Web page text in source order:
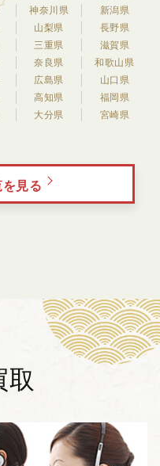
神奈川県
新潟県
山梨県
長野県
三重県
滋賀県
奈良県
和歌山県
広島県
山口県
高知県
福岡県
大分県
宮崎県
見る
取